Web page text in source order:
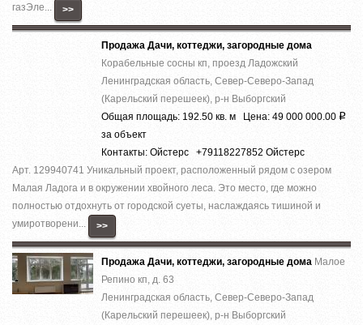
газЭле...
>>
Продажа Дачи, коттеджи, загородные дома
Корабельные сосны кп, проезд Ладожский
Ленинградская область, Север-Северо-Запад
(Карельский перешеек), р-н Выборгский
Общая площадь: 192.50 кв. м Цена: 49 000 000.00 Р
за объект
Контакты: Ойстерс +79118227852 Ойстерс
Арт. 129940741 Уникальный проект, расположенный рядом с озером
Малая Ладога и в окружении хвойного леса. Это место, где можно
полностью отдохнуть от городской суеты, наслаждаясь тишиной и
умиротворени...
>>
Продажа Дачи, коттеджи, загородные дома Малое
Репино кп, д. 63
Ленинградская область, Север-Северо-Запад
(Карельский перешеек), р-н Выборгский